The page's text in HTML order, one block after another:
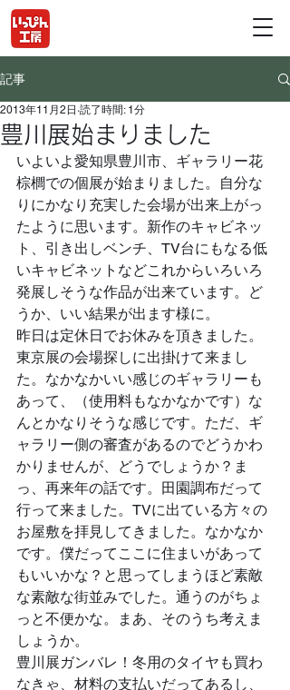
記事
豊川展始まりました
2013年11月2日 読了時間: 1分
いよいよ愛知県豊川市、ギャラリー花
棕櫚での個展が始まりました。自分な
りにかなり充実した会場が出来上がっ
たように思います。新作のキャビネッ
ト、引き出しベンチ、TV台にもなる低
いキャビネットなどこれからいろいろ
発展しそうな作品が出来ています。ど
うか、いい結果が出ます様に。
昨日は定休日でお休みを頂きました。
東京展の会場探しに出掛けて来まし
た。なかなかいい感じのギャラリーも
あって、（使用料もなかなかです）な
んとかなりそうな感じです。ただ、ギ
ャラリー側の審査があるのでどうかわ
かりませんが、どうでしょうか？ま
っ、再来年の話です。田園調布だって
行って来ました。TVに出ている方々の
お屋敷を拝見してきました。なかなか
です。僕だってここに住まいがあって
もいいかな？と思ってしまうほど素敵
な素敵な街並みでした。通うのがちょ
っと不便かな。まあ、そのうち考えま
しょうか。
豊川展ガンバレ！冬用のタイヤも買わ
なきゃ、材料の支払いだってあるし、